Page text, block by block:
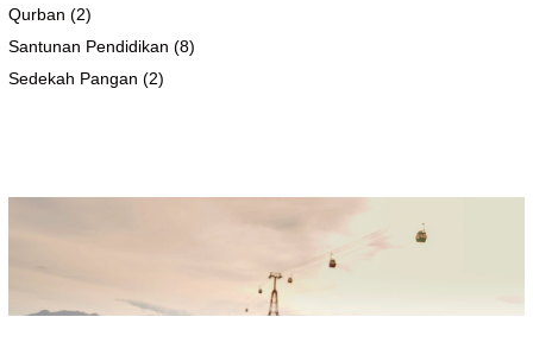
Qurban (2)
Santunan Pendidikan (8)
Sedekah Pangan (2)